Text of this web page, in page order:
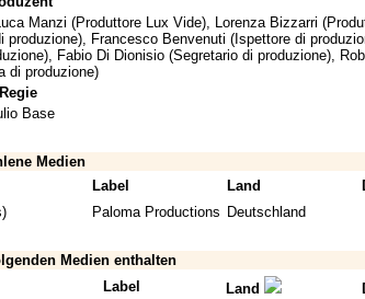
Manzi (Produttore Lux Vide), Lorenza Bizzarri
produzione), Francesco Benvenuti (Ispettore di
Fabio Di Dionisio (Segretario di produzione),
di produzione)
Regie
Base
Medien
Label Land
Paloma Productions Deutschland
Medien enthalten
Label Land